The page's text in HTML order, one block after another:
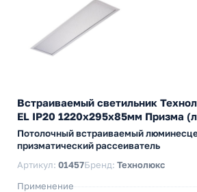
Встраиваемый светильник
EL IP20 1220x295x85мм Призма
Потолочный встраиваемый
призматический рассеиватель
Артикул: 01457Бренд: Технолюкс
Применение